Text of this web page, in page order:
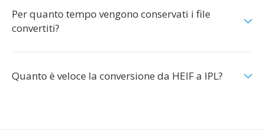
Per quanto tempo vengono conservati i file
convertiti?
Quanto è veloce la conversione da HEIF a IPL?